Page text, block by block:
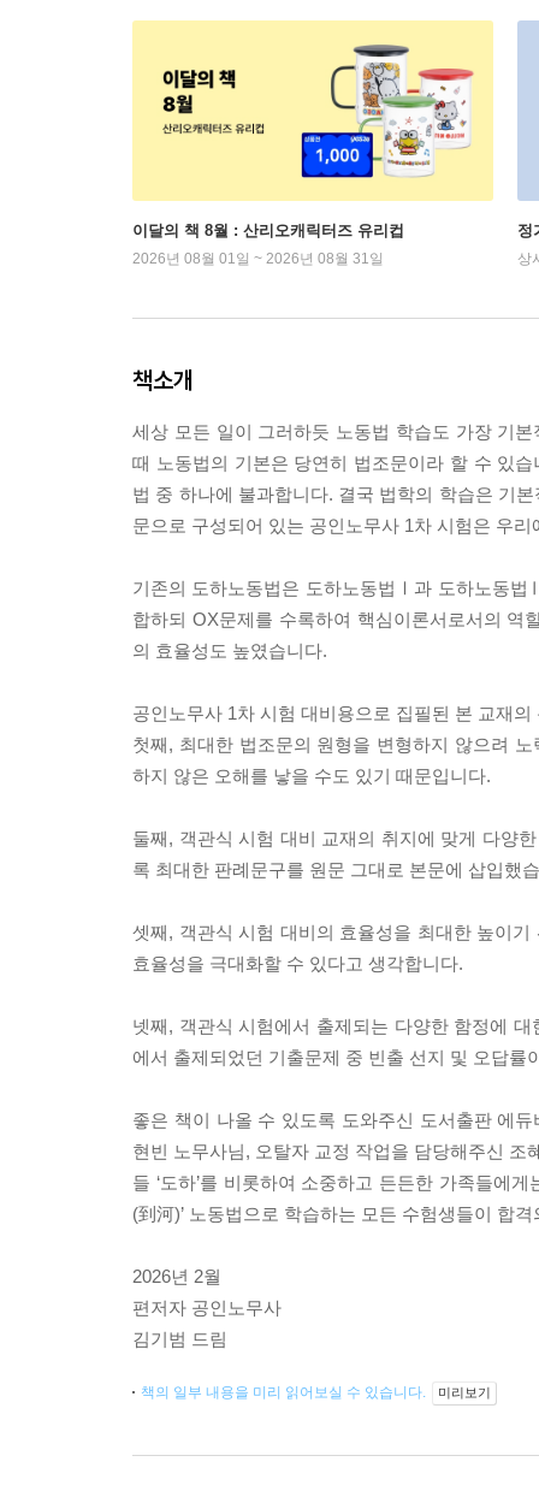
이달의 책 8월 : 산리오캐릭터즈 유리컵
2026년 08월 01일 ~ 2026년 08월 31일
정
상
책소개
세상 모든 일이 그러하듯 노동법 학습도 가장 기
때 노동법의 기본은 당연히 법조문이라 할 수 있
법 중 하나에 불과합니다. 결국 법학의 학습은 기
문으로 구성되어 있는 공인노무사 1차 시험은 우
기존의 도하노동법은 도하노동법Ⅰ과 도하노동법
합하되 OX문제를 수록하여 핵심이론서로서의 역
의 효율성도 높였습니다.
공인노무사 1차 시험 대비용으로 집필된 본 교재
첫째, 최대한 법조문의 원형을 변형하지 않으려
하지 않은 오해를 낳을 수도 있기 때문입니다.
둘째, 객관식 시험 대비 교재의 취지에 맞게 다양
록 최대한 판례문구를 원문 그대로 본문에 삽입했
셋째, 객관식 시험 대비의 효율성을 최대한 높이
효율성을 극대화할 수 있다고 생각합니다.
넷째, 객관식 시험에서 출제되는 다양한 함정에
에서 출제되었던 기출문제 중 빈출 선지 및 오답
좋은 책이 나올 수 있도록 도와주신 도서출판 에
현빈 노무사님, 오탈자 교정 작업을 담당해주신
들 ‘도하’를 비롯하여 소중하고 든든한 가족들에
(到河)’ 노동법으로 학습하는 모든 수험생들이 합
2026년 2월
편저자 공인노무사
김기범 드림
책의 일부 내용을 미리 읽어보실 수 있습니다. 미리보기